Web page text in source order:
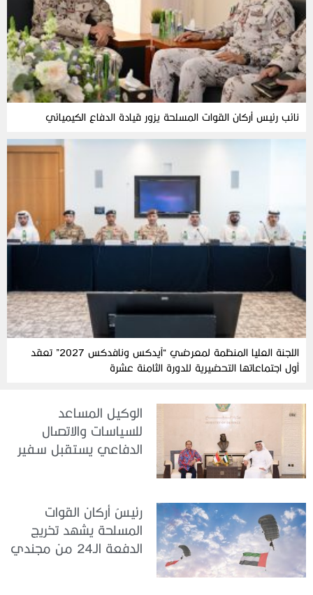
نائب رئيس أركان القوات المسلحة يزور قيادة الدفاع الكيميائي
اللجنة العليا المنظمة لمعرضي “آيدكس ونافدكس 2027” تعقد
أول اجتماعاتها التحضيرية للدورة الثامنة عشرة
الوكيل المساعد
للسياسات والاتصال
الدفاعي يستقبل سفير
رئيسُ أركان القوات
المسلحة يشهد تخريج
الدفعة الـ24 من مجندي